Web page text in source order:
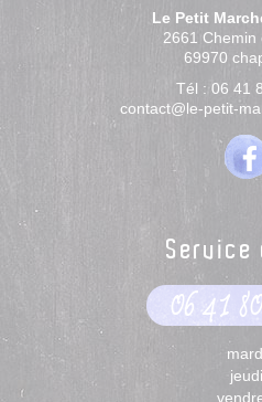
Le Petit
2661 Chemin
69970
Tél : 06 41
contact@le-petit-
Service
06 41
jeudi